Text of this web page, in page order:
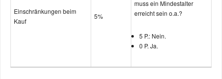
Einschränkungen beim
Kauf
5%
muss ein Mindestalter
erreicht sein o.a.?
5 P.: Nein.
0 P. Ja.